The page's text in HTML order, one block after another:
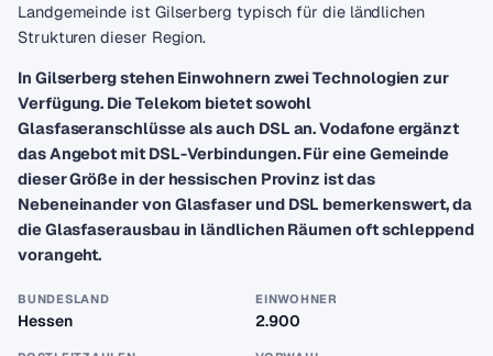
Landgemeinde ist Gilserberg typisch für die ländlichen
Strukturen dieser Region.
In Gilserberg stehen Einwohnern zwei Technologien zur
Verfügung. Die Telekom bietet sowohl
Glasfaseranschlüsse als auch DSL an. Vodafone ergänzt
das Angebot mit DSL-Verbindungen. Für eine Gemeinde
dieser Größe in der hessischen Provinz ist das
Nebeneinander von Glasfaser und DSL bemerkenswert, da
die Glasfaserausbau in ländlichen Räumen oft schleppend
vorangeht.
BUNDESLAND
Hessen
EINWOHNER
2.900